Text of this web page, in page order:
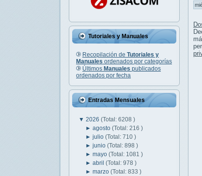
Tutoriales y Manuales
Recopilación de Tutoriales y
Manuales ordenados por categorías
Últimos Manuales publicados
ordenados por fecha
Entradas Mensuales
▼ 2026 (Total: 6208 )
►agosto(Total: 216 )
►julio(Total: 710 )
►junio(Total: 898 )
►mayo(Total: 1081 )
►abril(Total: 978 )
►marzo(Total: 833 )